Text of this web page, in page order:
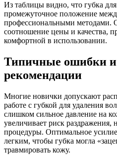
Из таблицы видно, что губка
промежуточное положение
профессиональными методами.
соотношение цены и качества,
комфортной в использовании.
Типичные ошибки и
рекомендации
Многие новички допускают
работе с губкой для удаления
слишком сильное давление на
увеличивает риск раздражения,
процедуры. Оптимальное
легким, чтобы губка могла
травмировать кожу.